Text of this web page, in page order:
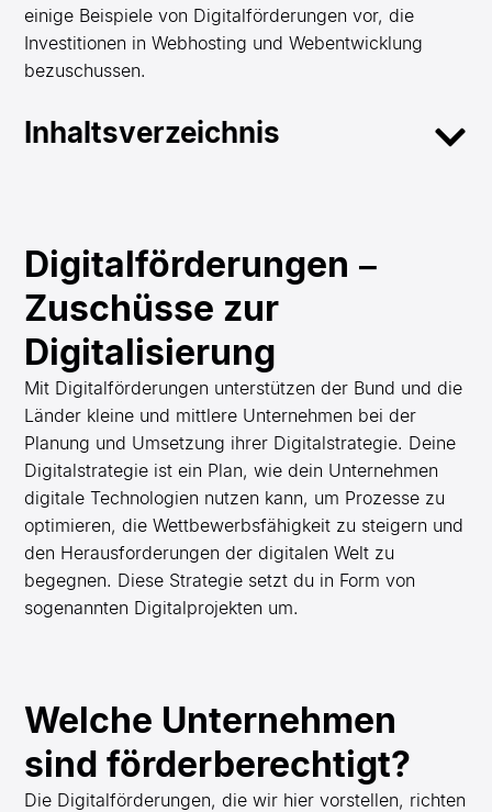
einige Beispiele von Digitalförderungen vor, die
Investitionen in Webhosting und Webentwicklung
bezuschussen.
Inhaltsverzeichnis
Digitalförderungen –
Zuschüsse zur
Digitalisierung
Mit Digitalförderungen unterstützen der Bund und die
Länder kleine und mittlere Unternehmen bei der
Planung und Umsetzung ihrer Digitalstrategie. Deine
Digitalstrategie ist ein Plan, wie dein Unternehmen
digitale Technologien nutzen kann, um Prozesse zu
optimieren, die Wettbewerbsfähigkeit zu steigern und
den Herausforderungen der digitalen Welt zu
begegnen. Diese Strategie setzt du in Form von
sogenannten Digitalprojekten um.
Welche Unternehmen
sind förderberechtigt?
Die Digitalförderungen, die wir hier vorstellen, richten